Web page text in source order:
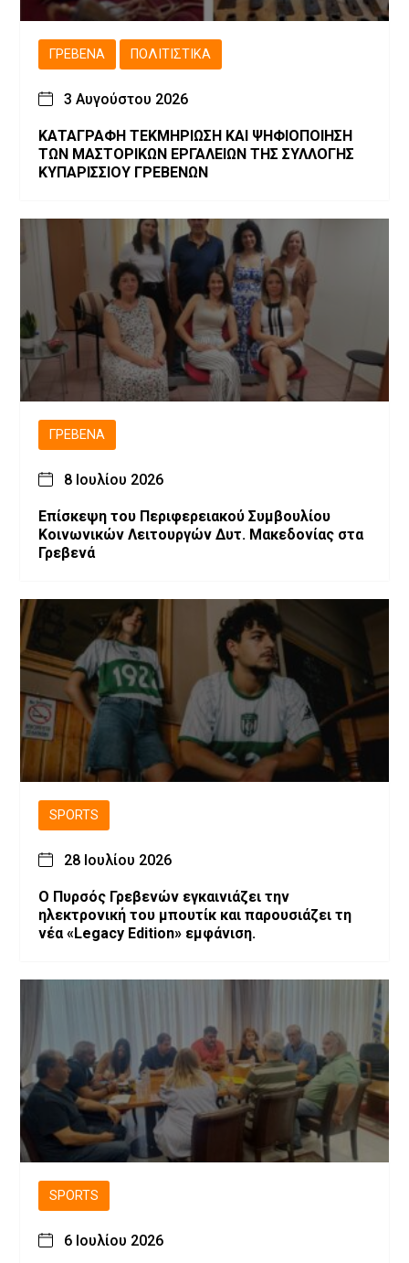
ΓΡΕΒΕΝΆ ΠΟΛΙΤΙΣΤΙΚΆ
3 Αυγούστου 2026
ΚΑΤΑΓΡΑΦΗ ΤΕΚΜΗΡΙΩΣΗ ΚΑΙ ΨΗΦΙΟΠΟΙΗΣΗ
ΤΩΝ ΜΑΣΤΟΡΙΚΩΝ ΕΡΓΑΛΕΙΩΝ ΤΗΣ ΣΥΛΛΟΓΗΣ
ΚΥΠΑΡΙΣΣΙΟΥ ΓΡΕΒΕΝΩΝ
ΓΡΕΒΕΝΆ
8 Ιουλίου 2026
Επίσκεψη του Περιφερειακού Συμβουλίου
Κοινωνικών Λειτουργών Δυτ. Μακεδονίας στα
Γρεβενά
SPORTS
28 Ιουλίου 2026
Ο Πυρσός Γρεβενών εγκαινιάζει την
ηλεκτρονική του μπουτίκ και παρουσιάζει τη
νέα «Legacy Edition» εμφάνιση.
SPORTS
6 Ιουλίου 2026